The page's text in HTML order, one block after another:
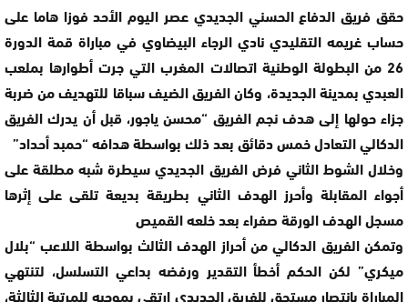
حقق فريق الدفاع الحسني الجديدي عصر اليوم الأحد فوزا هاما على
حساب غريمه التقليدي نادي الرجاء البيضاوي في مباراة قمة الدورة
26 من البطولة الوطنية اتصالات المغرب التي جرت أطوارها بملعب
العبدي بمدينة الجديدة، وكان الفريق الضيف سباقا للتهديف من ضربة
جزاء حولها إلى هدف نجم الفريق “محسن ياجور، قبل أن يدرك الفريق
الدكالي التعادل خمس دقائق بعد ذلك بواسطة هدافه “حمبد أحداد”
وخلال الشوط الثاني فرض الفريق الجديدي سيطرة شبه مطلقة على
أجواء المقابلة وأحرز الهدف الثاني بطريقة بديعة تلقى على إثرها
مسجل الهدف الورقة صفراء بعد خلعه القميص
وتمكن الفريق الدكالي من أحراز الهدف الثالث بواسطة اللاعب “بلال
ميكري” لكن الحكم أخطأ التقدير ورفضه بداعي التسلسل، لتنتهي
المباراة بانتصار مستحق للفريق الجديدي ارتقى بموجبه للمرتبة الثالثة،